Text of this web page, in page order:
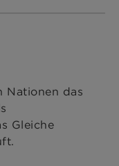
Nationen das
Gleiche